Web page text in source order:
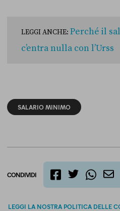
LEGGI ANCHE: Perché il
c’entra nulla con l’Urss
SALARIO MINIMO
CONDIVIDI
LEGGI LA NOSTRA POLITICA DELLE